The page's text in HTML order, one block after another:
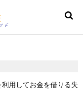
用してお金を借りる失